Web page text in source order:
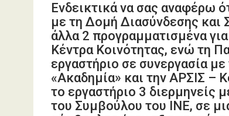
Ενδεικτικά να σας αναφέρω
με τη Δομή Διασύνδεσης και
άλλα 2 προγραμματισμένα
Κέντρα Κοινότητας, ενώ τη
εργαστήριο σε συνεργασία
«Ακαδημία» και την ΑΡΣΙΣ –
το εργαστήριο 3 διερμηνείς
του Συμβούλου του ΙΝΕ, σε